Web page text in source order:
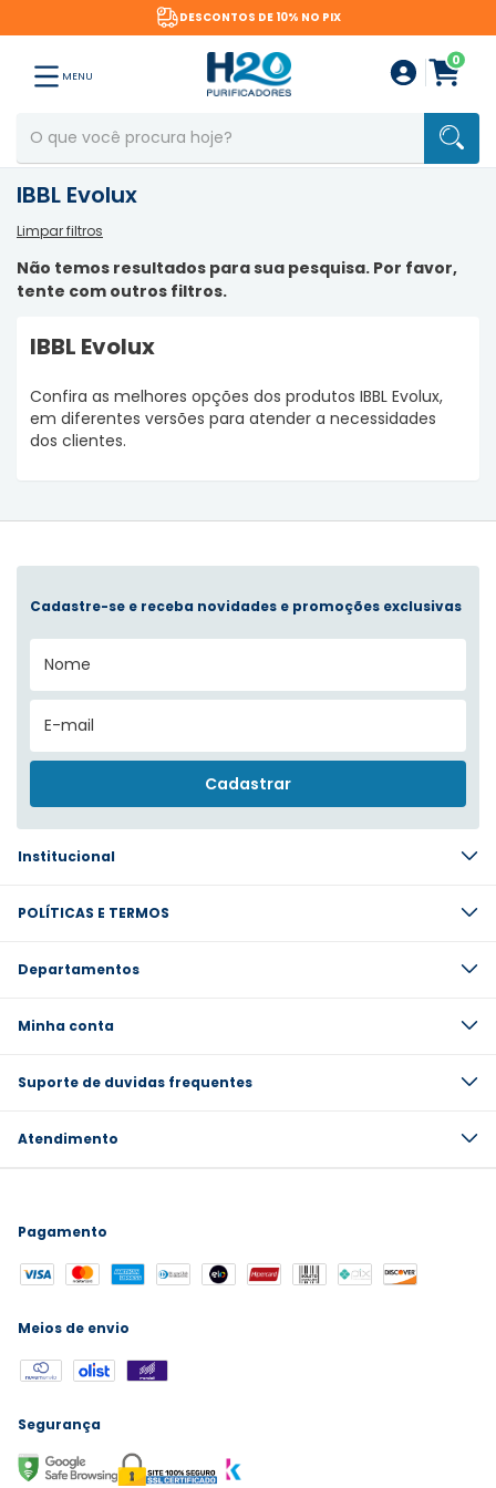
DESCONTOS DE 10% NO PIX
MENU
0
IBBL Evolux
Limpar filtros
Não temos resultados para sua pesquisa. Por favor,
tente com outros filtros.
IBBL Evolux
Confira as melhores opções dos produtos IBBL Evolux,
em diferentes versões para atender a necessidades
dos clientes.
Institucional
POLÍTICAS E TERMOS
Departamentos
Minha conta
Suporte de duvidas frequentes
Atendimento
Cadastre-se e receba novidades e promoções exclusivas
Pagamento
Meios de envio
Segurança